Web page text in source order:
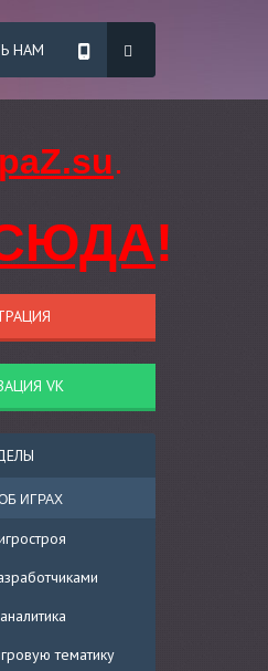
НАМ
.
!
VK
ИГРАХ
тематику